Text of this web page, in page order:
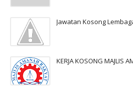
Jawatan Kosong
KERJA KOSONG MAJLIS